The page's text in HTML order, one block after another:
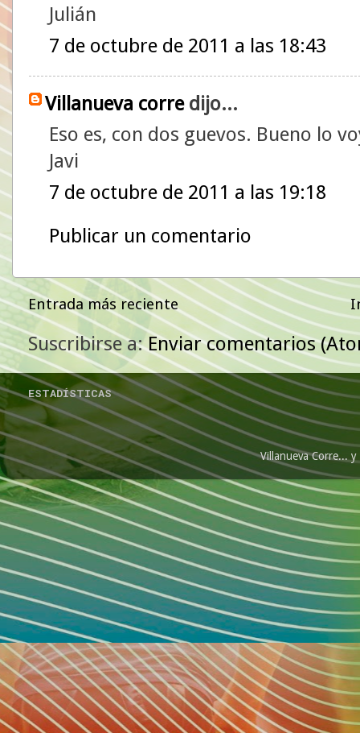
Julián
7 de octubre de 2011 a las 18:43
Villanueva corredijo...
Eso es, con dos guevos. Bueno lo
Javi
7 de octubre de 2011 a las 19:18
Publicar un comentario
Entrada más reciente
Suscribirse a:Enviar comentarios
ESTADÍSTICAS
Villanueva Corre...